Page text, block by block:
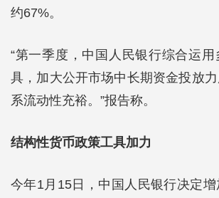
约67%。
“第一季度，中国人民银行综合运
具，加大公开市场中长期资金投放
系流动性充裕。”报告称。
结构性货币政策工具加力
今年1月15日，中国人民银行决定